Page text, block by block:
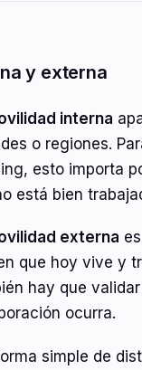
y externa
interna
o regiones.
esto importa
está bien
externa
que hoy vive y
hay que
ocurra.
simple de